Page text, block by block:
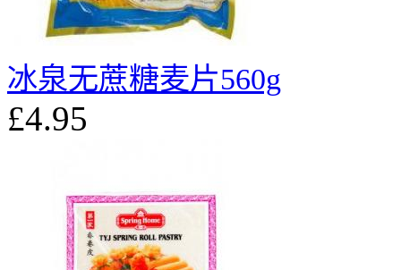
冰泉无蔗糖麦片560g
£4.95